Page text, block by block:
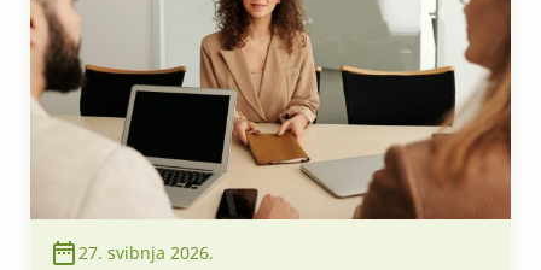
27. svibnja 2026.